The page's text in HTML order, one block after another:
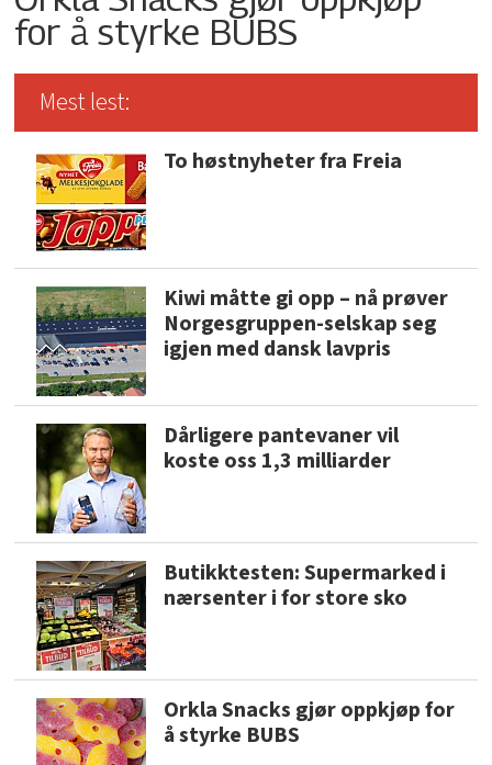
for å styrke BUBS
Mest lest:
To høstnyheter fra Freia
Kiwi måtte gi opp – nå prøver
Norgesgruppen-selskap seg
igjen med dansk lavpris
Dårligere pantevaner vil
koste oss 1,3 milliarder
Butikktesten: Supermarked i
nærsenter i for store sko
Orkla Snacks gjør oppkjøp for
å styrke BUBS